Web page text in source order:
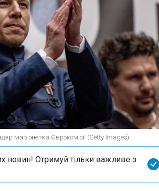
маріонетка Єврокомісії (Getty Images)
новин! Отримуй тільки важливе з